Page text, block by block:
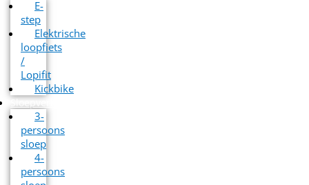
E-
step
Elektrische
loopfiets
/
Lopifit
Kickbike
Sloepverhuur
3-
persoons
sloep
4-
persoons